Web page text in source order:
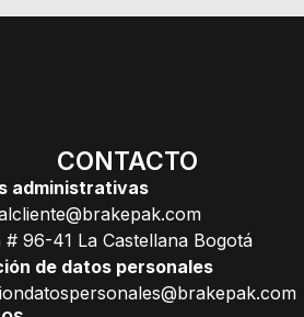
CONTACTO
administrativas
# 96-41 La Castellana Bogotá
de datos personales